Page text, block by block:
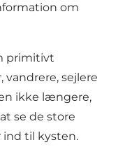
om
primitivt
sejlere
ikke længere,
se de store
ind til kysten.